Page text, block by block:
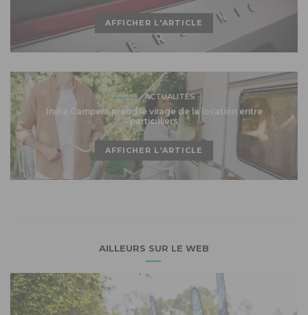
AFFICHER L'ARTICLE
ACTUALITÉS
Indie Campers prend le virage de la location entre
particuliers
AFFICHER L'ARTICLE
AILLEURS SUR LE WEB